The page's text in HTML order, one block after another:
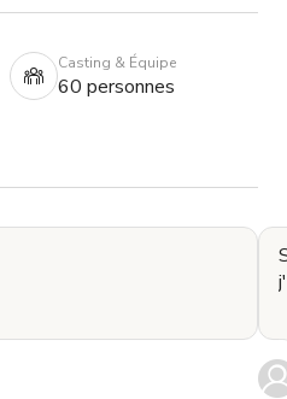
Casting & Équipe
60 personnes